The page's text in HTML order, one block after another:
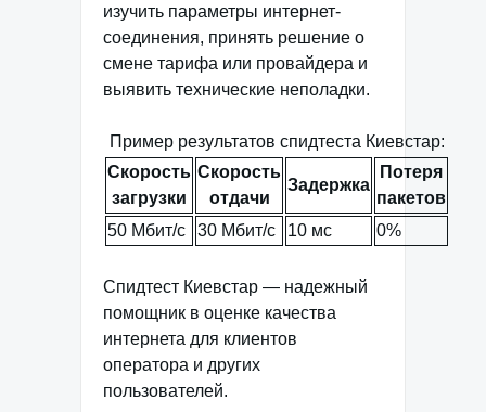
изучить параметры интернет-
соединения, принять решение о
смене тарифа или провайдера и
выявить технические неполадки.
Пример результатов спидтеста Киевстар:
Скорость
загрузки
Скорость
отдачи
Задержка
Потеря
пакетов
50 Мбит/с
30 Мбит/с 10 мс 0%
Спидтест Киевстар — надежный
помощник в оценке качества
интернета для клиентов
оператора и других
пользователей.